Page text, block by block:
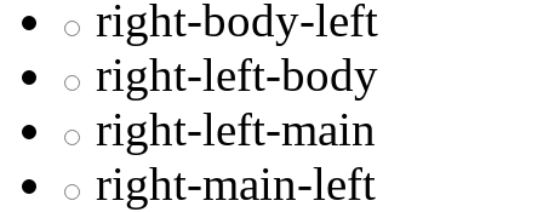
right-body-left
right-left-body
right-left-main
right-main-left